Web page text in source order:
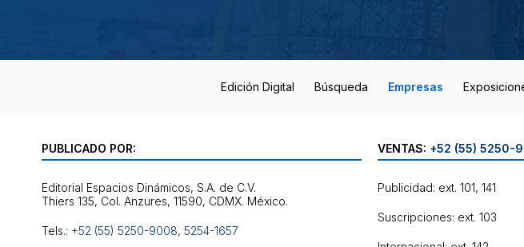
Edición Digital Búsqueda Empresas
PUBLICADO POR:
Editorial Espacios Dinámicos, S.A. de C.V.
Tels.: +52 (55) 5250-9008, 5254-1657
VENTAS: +52 (55) 5250-
Publicidad: ext. 101, 141
Suscripciones: ext. 103